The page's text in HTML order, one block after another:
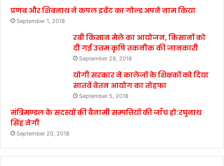
प्रणब और शिबनाथ ने कपल इवेंट का गोल्ड अपने नाम किया
September 1, 2018
रबी किसान मेले का आयोजन, किसानों को
दी गई उत्तम कृषि तकनीक की जानकारी
September 28, 2018
योगी सरकार ने कालेजों के शिक्षकों को दिया
सातवें वेतन आयोग का तोहफा
September 5, 2018
मंत्रिमण्डल के सदस्यों की बैनामी सम्पत्तियों की जाँच हो:रघुनाथ
सिंह नेगी
September 20, 2018